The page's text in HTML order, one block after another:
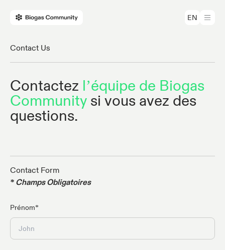
EN
Contact Us
Contactez l’équipe de Biogas
Community si vous avez des
questions.
Contact Form
* Champs Obligatoires
Prénom*